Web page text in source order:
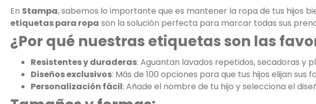
En Stampa, sabemos lo importante que es mantener la ropa de tus hijos
etiquetas para ropa son la solución perfecta para marcar todas sus
¿Por qué nuestras etiquetas son las
Resistentes y duraderas: Aguantan lavados repetidos, secadoras y
Diseños exclusivos: Más de 100 opciones para que tus hijos elijan sus
Personalización fácil: Añade el nombre de tu hijo y selecciona el